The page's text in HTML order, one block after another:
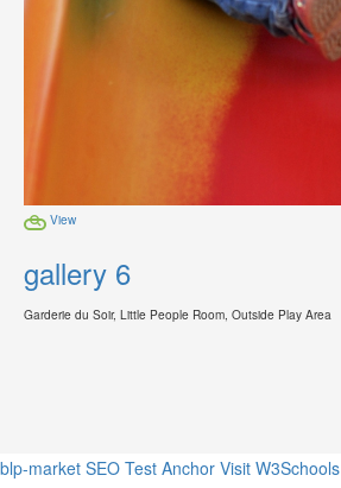
View
gallery 6
Garderie du Soir, Little People Room, Outside Play Area
blp-market SEO Test Anchor Visit W3Schools